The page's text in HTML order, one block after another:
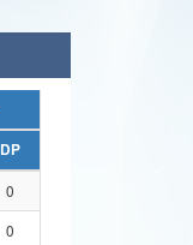
DP
0
0